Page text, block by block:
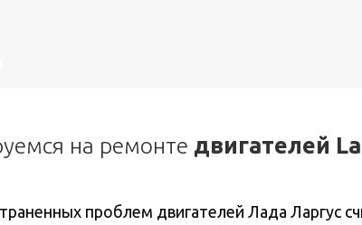
на ремонте двигателей
проблем двигателей Лада Ларгус